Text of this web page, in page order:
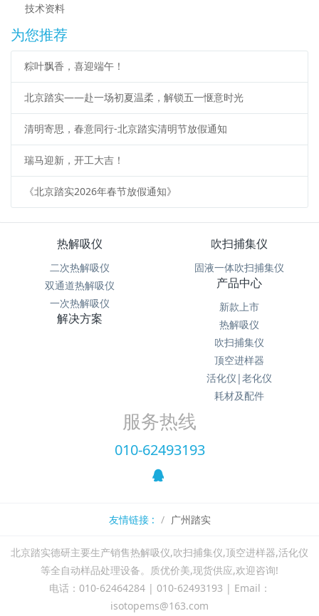
技术资料
为您推荐
粽叶飘香，喜迎端午！
北京踏实——赴一场初夏温柔，解锁五一惬意时光
清明寄思，春意同行-北京踏实清明节放假通知
瑞马迎新，开工大吉！
《北京踏实2026年春节放假通知》
热解吸仪
二次热解吸仪
双通道热解吸仪
一次热解吸仪
吹扫捕集仪
固液一体吹扫捕集仪
产品中心
新款上市
热解吸仪
吹扫捕集仪
顶空进样器
活化仪|老化仪
耗材及配件
解决方案
服务热线
010-62493193
友情链接 : 广州踏实
北京踏实德研主要生产销售热解吸仪,吹扫捕集仪,顶空进样器,活化仪
等全自动样品处理设备。质优价美,现货供应,欢迎咨询!
电话：010-62464284 | 010-62493193 | Email：
isotopems@163.com